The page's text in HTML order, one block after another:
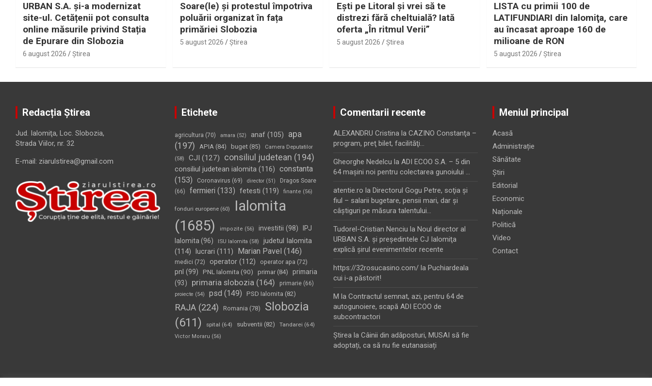
URBAN S.A. și-a modernizat
site-ul. Cetățenii pot consulta
online măsurile privind Stația
de Epurare din Slobozia
6 august 2026 Ştirea
Soare(le) și protestul împotriva
poluării organizat în fața
primăriei Slobozia
5 august 2026 Ştirea
Eşti pe Litoral şi vrei să te
distrezi fără cheltuială? Iată
oferta „În ritmul Verii”
5 august 2026 Ştirea
LISTA cu primii 100 de
LATIFUNDIARI din Ialomiţa, care
au încasat aproape 160 de
milioane de RON
5 august 2026 Ştirea
Redacția Știrea
Jud. Ialomiţa, Loc. Slobozia,
Strada Viilor, nr. 32
E-mail: ziarulstirea@gmail.com
Etichete
agricultura (70) amara (52) anaf(105)
apa
(197)
APIA(84) buget(85)
Camera Deputatilor
(58)
CJI (127) consiliul judetean (194)
consiliul judetean ialomita(116) constanta
(153)
Coronavirus (69) director(51)
Dragos Soare
(66)
fermieri (133) fetesti (119) finante (56)
fonduri europene(60)
Ialomita
(1685)
impozite (56) investitii (98)
IPJ
Ialomita (96) ISU Ialomita (58)
judetul Ialomita
(114) lucrari (111) Marian Pavel (146)
medici (72) operator(112) operator apa (72)
pnl (99) PNL Ialomita (90) primar(84)
primaria
(93)
primaria slobozia(164) primarie(66)
proiecte (54) psd (149) PSD Ialomita (82)
RAJA(224) Romania (78)
Slobozia
(611)
spital (64) subventii (82) Tandarei (64)
Victor Moraru (56)
Comentarii recente
ALEXANDRU Cristina la CAZINO Constanţa –
program, preţ bilet, facilităţi…
Gheorghe Nedelcu la ADI ECOO S.A. – 5 din
64 maşini noi pentru colectarea gunoiului …
atentie.ro la Directorul Gogu Petre, soţia şi
fiul – salarii bugetare, pensii mari, dar şi
câştiguri pe măsura talentului…
Tudorel-Cristian Nenciu la Noul director al
URBAN S.A. şi preşedintele CJ Ialomiţa
explică şirul evenimentelor recente
https://32rosucasino.com/ la Puchiardeala
cui i-a păstorit!
M la Contractul semnat, azi, pentru 64 de
autogunoiere, scapă ADI ECOO de
subcontractori
Ştirea la Câinii din adăposturi, MUSAI să fie
adoptați, ca să nu fie eutanasiați
Meniul principal
Acasă
Administrație
Sănătate
Știri
Editorial
Economic
Naționale
Politică
Video
Contact